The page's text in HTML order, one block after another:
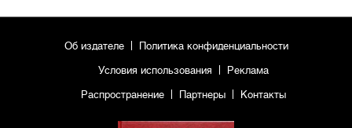
Об издателе Политика конфиденциальности
Условия использования Реклама
Распространение Партнеры Контакты